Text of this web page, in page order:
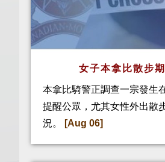
女子本拿比散步
本拿比騎警正調查一宗發生
提醒公眾，尤其女性外出散
況。
[Aug 06]